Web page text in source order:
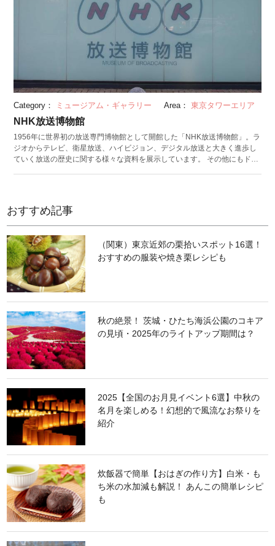
ニティ・ダイヤモンドヴェール」を見ることができます。周辺の芝公園や
増上寺からは、ライトアップされた東京タワーの美しい夜景が楽しめま
す。またフットタウンにはレストランやフードコート、オフィシャルショ
ップ、ギャラリーなどがあり、展望台からの眺め以外でも訪れる人を楽し
ませてくれます。 （公開日：2018/07/12 最終更新日：2023/12/13）
Category： ミュージアム・ギャラリー Area： 東京タワーエリア
NHK放送博物館
1956年に世界初の放送専門博物館として開館した「NHK放送博物館」。ラ
ジオからテレビ、衛星放送、ハイビジョン、デジタル放送と大きく進歩し
ていく放送の歴史に関する様々な資料を展示しています。 その他にもドラ
2023/12/19）
おすすめ記事
（関東）東京近郊の栗拾いスポット16選！
おすすめの服装や焼き栗レシピも
秋の絶景！ 茨城・ひたち海浜公園のコキア
の見頃・2025年のライトアップ期間は？
2025【全国のお月見イベント6選】中秋の
名月を楽しめる！幻想的で風流なお祭りを
紹介
炊飯器で簡単【おはぎの作り方】白米・も
ち米の水加減も解説！ あんこの簡単レシピ
も